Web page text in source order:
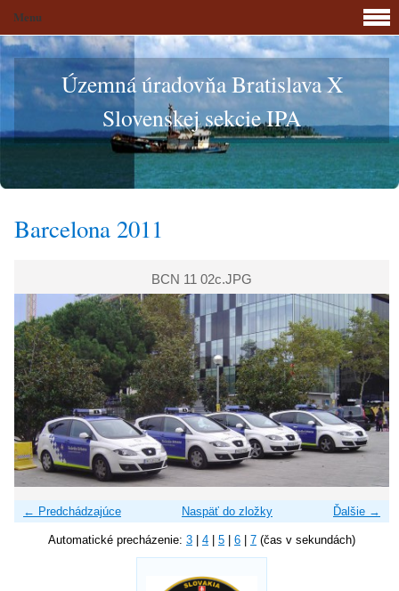
Územná úradovňa Bratislava X
Slovenskej sekcie IPA
Barcelona 2011
BCN 11 02c.JPG
← Predchádzajúce Ďalšie →
Naspäť do zložky
Automatické precházenie: 3 4 5 6 7 (čas v sekundách)
Menu